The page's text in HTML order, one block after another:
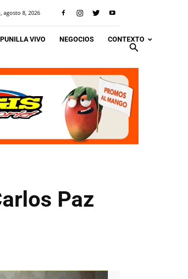
agosto 8, 2026
PUNILLA VIVO NEGOCIOS CONTEXTO
Paz